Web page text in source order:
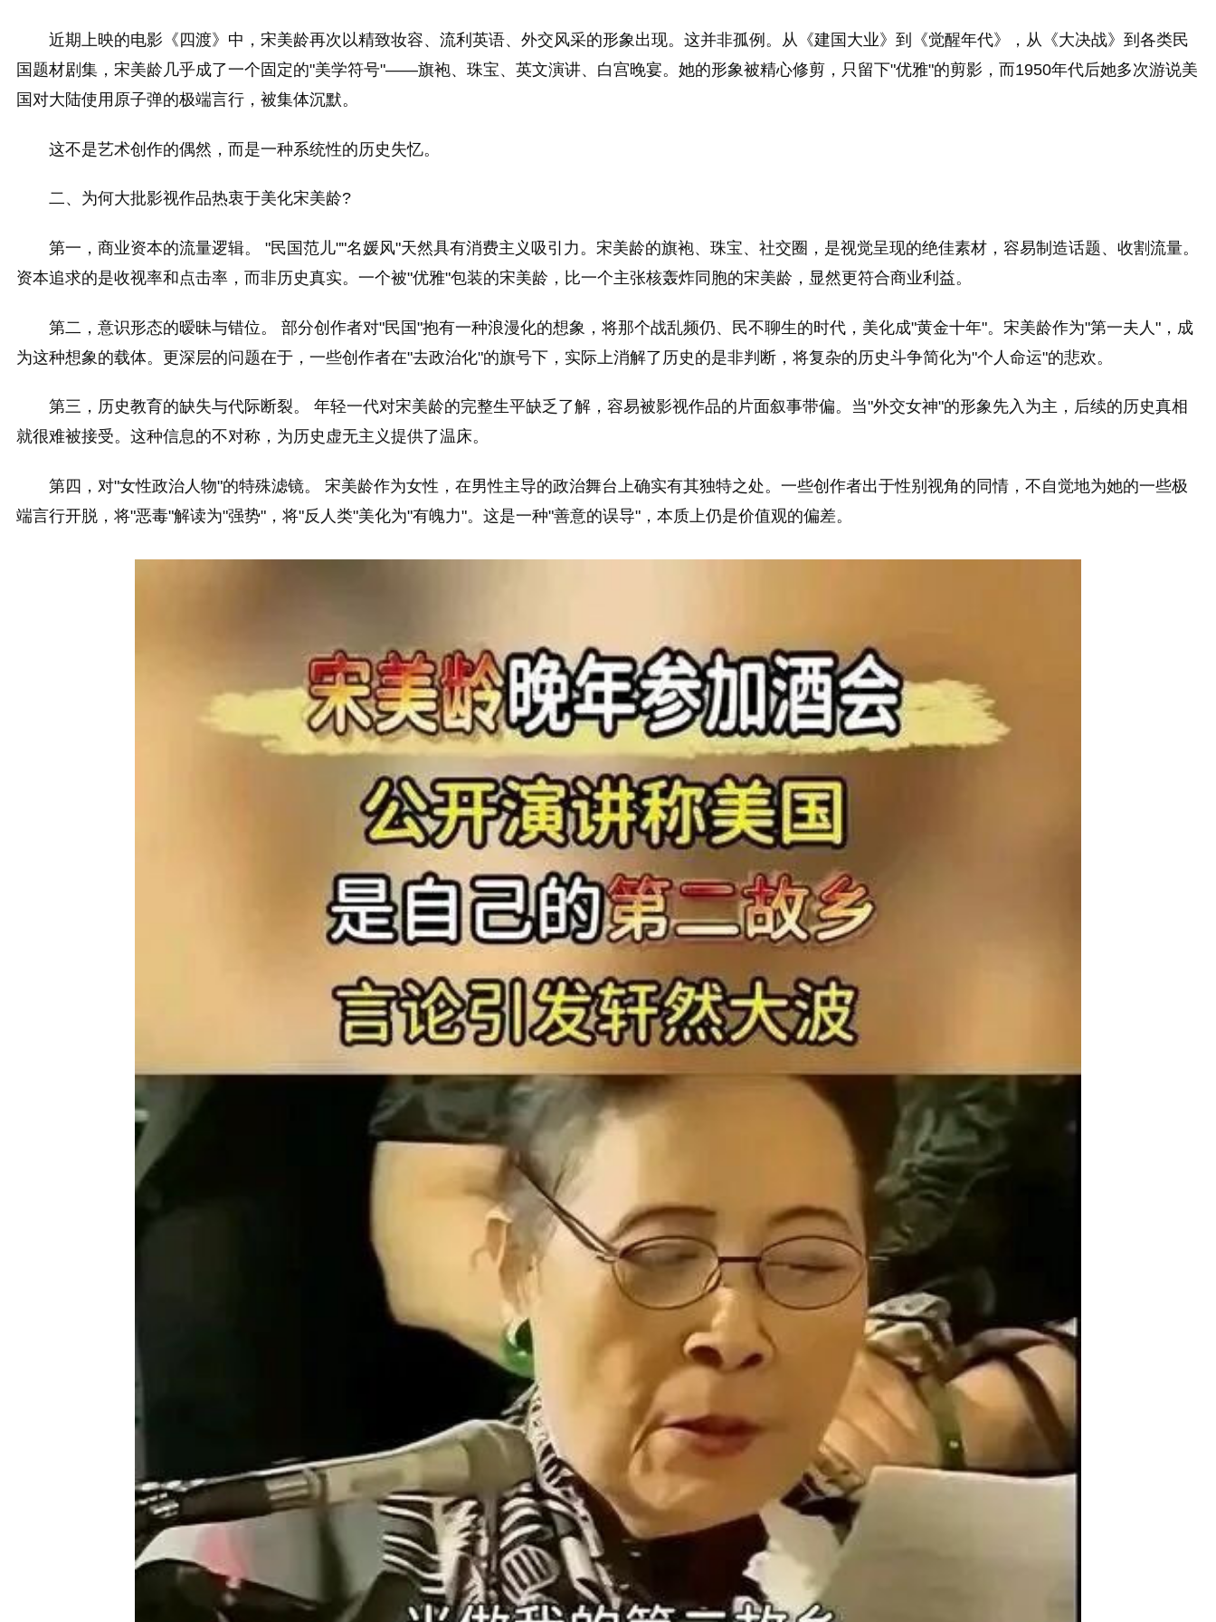
近期上映的电影《四渡》中，宋美龄再次以精致妆容、流利英语、外交风采的形象出现。这并非孤例。从《建国大业》到《觉醒年代》，从《大决战》到各类民
国题材剧集，宋美龄几乎成了一个固定的"美学符号"——旗袍、珠宝、英文演讲、白宫晚宴。她的形象被精心修剪，只留下"优雅"的剪影，而1950年代后她多次游说美
国对大陆使用原子弹的极端言行，被集体沉默。
这不是艺术创作的偶然，而是一种系统性的历史失忆。
二、为何大批影视作品热衷于美化宋美龄?
第一，商业资本的流量逻辑。 "民国范儿""名媛风"天然具有消费主义吸引力。宋美龄的旗袍、珠宝、社交圈，是视觉呈现的绝佳素材，容易制造话题、收割流量。
资本追求的是收视率和点击率，而非历史真实。一个被"优雅"包装的宋美龄，比一个主张核轰炸同胞的宋美龄，显然更符合商业利益。
第二，意识形态的暧昧与错位。 部分创作者对"民国"抱有一种浪漫化的想象，将那个战乱频仍、民不聊生的时代，美化成"黄金十年"。宋美龄作为"第一夫人"，成
为这种想象的载体。更深层的问题在于，一些创作者在"去政治化"的旗号下，实际上消解了历史的是非判断，将复杂的历史斗争简化为"个人命运"的悲欢。
第三，历史教育的缺失与代际断裂。 年轻一代对宋美龄的完整生平缺乏了解，容易被影视作品的片面叙事带偏。当"外交女神"的形象先入为主，后续的历史真相
就很难被接受。这种信息的不对称，为历史虚无主义提供了温床。
第四，对"女性政治人物"的特殊滤镜。 宋美龄作为女性，在男性主导的政治舞台上确实有其独特之处。一些创作者出于性别视角的同情，不自觉地为她的一些极
端言行开脱，将"恶毒"解读为"强势"，将"反人类"美化为"有魄力"。这是一种"善意的误导"，本质上仍是价值观的偏差。